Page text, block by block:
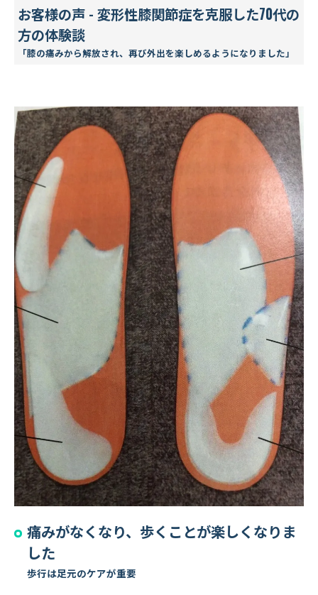
お客様の声 - 変形性膝関節症を克服した70代の
方の体験談
「膝の痛みから解放され、再び外出を楽しめるようになりました」
痛みがなくなり、歩くことが楽しくなりま
した
歩行は足元のケアが重要